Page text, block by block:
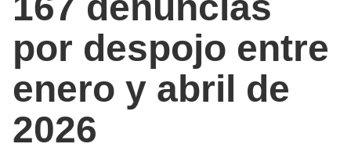
por despojo entre
enero y abril de
2026